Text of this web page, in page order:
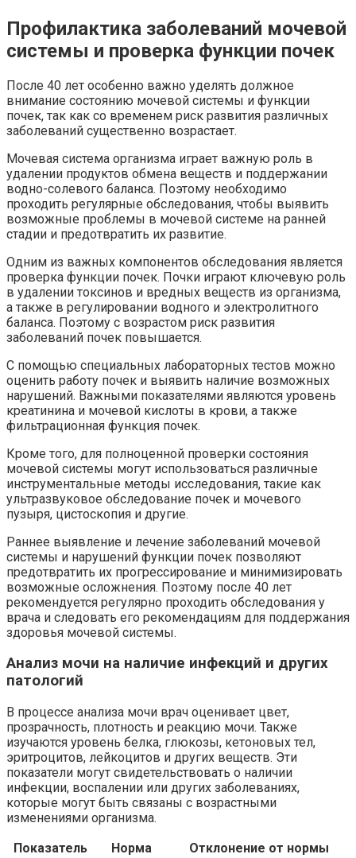
Профилактика заболеваний мочевой
системы и проверка функции почек
После 40 лет особенно важно уделять должное
внимание состоянию мочевой системы и функции
почек, так как со временем риск развития различных
заболеваний существенно возрастает.
Мочевая система организма играет важную роль в
удалении продуктов обмена веществ и поддержании
водно-солевого баланса. Поэтому необходимо
проходить регулярные обследования, чтобы выявить
возможные проблемы в мочевой системе на ранней
стадии и предотвратить их развитие.
Одним из важных компонентов обследования является
проверка функции почек. Почки играют ключевую роль
в удалении токсинов и вредных веществ из организма,
а также в регулировании водного и электролитного
баланса. Поэтому с возрастом риск развития
заболеваний почек повышается.
С помощью специальных лабораторных тестов можно
оценить работу почек и выявить наличие возможных
нарушений. Важными показателями являются уровень
креатинина и мочевой кислоты в крови, а также
фильтрационная функция почек.
Кроме того, для полноценной проверки состояния
мочевой системы могут использоваться различные
инструментальные методы исследования, такие как
ультразвуковое обследование почек и мочевого
пузыря, цистоскопия и другие.
Раннее выявление и лечение заболеваний мочевой
системы и нарушений функции почек позволяют
предотвратить их прогрессирование и минимизировать
возможные осложнения. Поэтому после 40 лет
рекомендуется регулярно проходить обследования у
врача и следовать его рекомендациям для поддержания
здоровья мочевой системы.
Анализ мочи на наличие инфекций и других
патологий
В процессе анализа мочи врач оценивает цвет,
прозрачность, плотность и реакцию мочи. Также
изучаются уровень белка, глюкозы, кетоновых тел,
эритроцитов, лейкоцитов и других веществ. Эти
показатели могут свидетельствовать о наличии
инфекции, воспалении или других заболеваниях,
которые могут быть связаны с возрастными
изменениями организма.
Показатель
Норма Отклонение от нормы